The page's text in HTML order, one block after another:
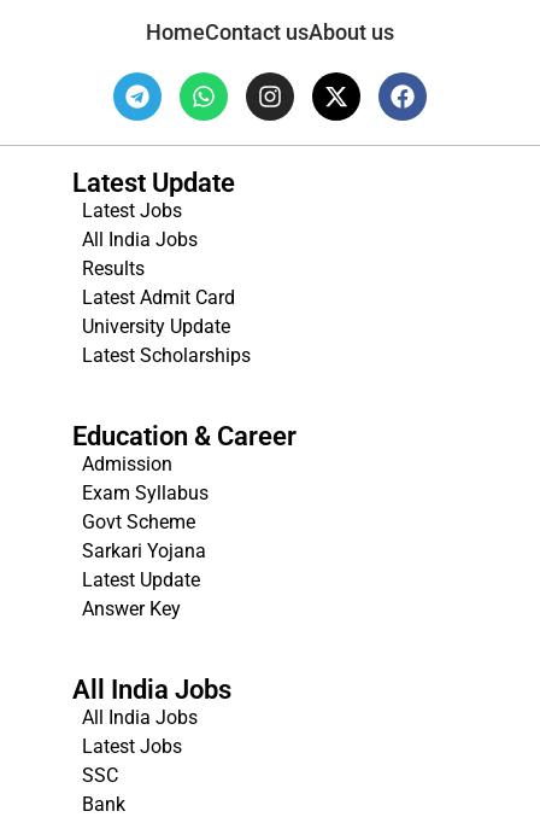
HomeContact usAbout us
Latest Update
Latest Jobs
All India Jobs
Results
Latest Admit Card
University Update
Latest Scholarships
Education & Career
Admission
Exam Syllabus
Govt Scheme
Sarkari Yojana
Latest Update
Answer Key
All India Jobs
All India Jobs
Latest Jobs
SSC
Bank